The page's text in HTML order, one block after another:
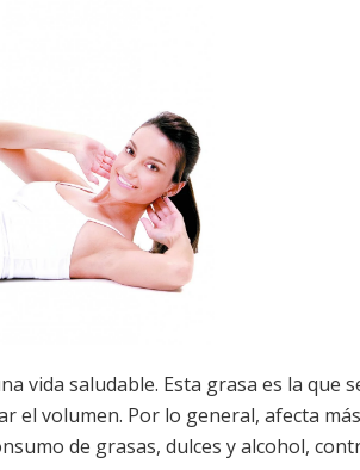
vida saludable. Esta grasa es la que
el volumen. Por lo general, afecta
de grasas, dulces y alcohol,